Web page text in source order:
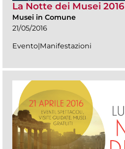
La Notte dei Musei 2016
Musei in Comune
21/05/2016
Evento|Manifestazioni